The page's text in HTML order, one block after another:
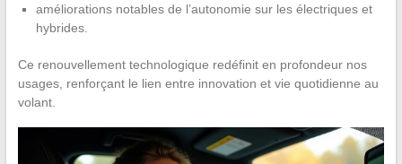
améliorations notables de l’autonomie sur les électriques et
hybrides.
Ce renouvellement technologique redéfinit en profondeur nos
usages, renforçant le lien entre innovation et vie quotidienne au
volant.